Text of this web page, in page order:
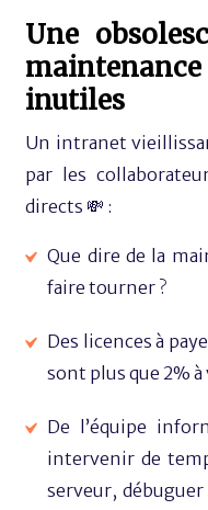
Une
inutiles
Un intranet
par les
directs ​💸 :
Que dire de la
faire tourner ?
Des licences à
sont plus que 2%
De l’équipe
intervenir de
serveur,